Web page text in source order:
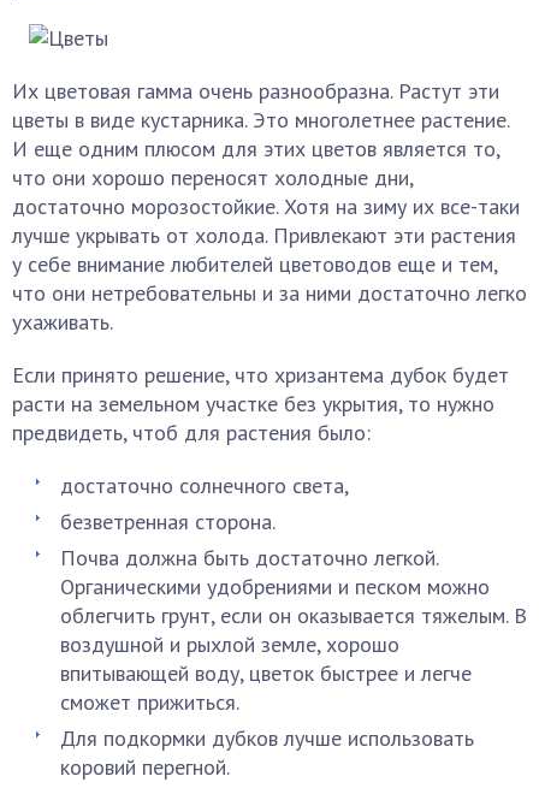
Их цветовая гамма очень разнообразна. Растут эти
цветы в виде кустарника. Это многолетнее растение.
И еще одним плюсом для этих цветов является то,
что они хорошо переносят холодные дни,
достаточно морозостойкие. Хотя на зиму их все-таки
лучше укрывать от холода. Привлекают эти растения
у себе внимание любителей цветоводов еще и тем,
что они нетребовательны и за ними достаточно легко
ухаживать.
Если принято решение, что хризантема дубок будет
расти на земельном участке без укрытия, то нужно
предвидеть, чтоб для растения было:
достаточно солнечного света,
безветренная сторона.
Почва должна быть достаточно легкой.
Органическими удобрениями и песком можно
облегчить грунт, если он оказывается тяжелым. В
воздушной и рыхлой земле, хорошо
впитывающей воду, цветок быстрее и легче
сможет прижиться.
Для подкормки дубков лучше использовать
коровий перегной.